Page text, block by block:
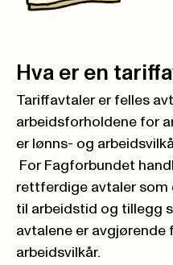
Hva er en
Tariffavtaler er felles
arbeidsforholdene for
er lønns- og
For Fagforbundet
rettferdige avtaler som
til arbeidstid og tillegg
avtalene er avgjørende
arbeidsvilkår.